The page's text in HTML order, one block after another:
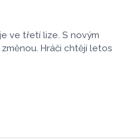
ve třetí lize. S novým
Hráči chtějí letos